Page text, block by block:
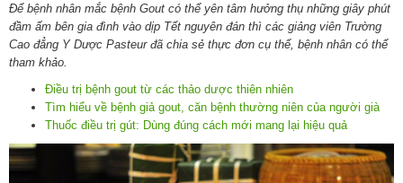
Để bệnh nhân mắc bệnh Gout có thể yên tâm hưởng thụ những giây phút
đầm ấm bên gia đình vào dịp Tết nguyên đán thì các giảng viên Trường
Cao đẳng Y Dược Pasteur đã chia sẻ thực đơn cụ thể, bệnh nhân có thể
tham khảo.
Điều trị bệnh gout từ các thảo dược thiên nhiên
Tìm hiểu về bệnh giả gout, căn bệnh thường niên của người già
Thuốc điều trị gút: Dùng đúng cách mới mang lại hiệu quả